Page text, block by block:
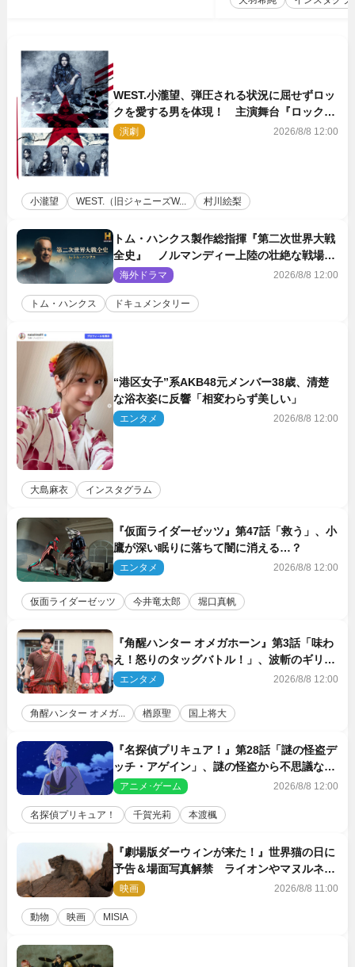
WEST.小瀧望、弾圧される状況に屈せずロッ
クを愛する男を体現！ 主演舞台『ロックン
ロール』ビジュアル解禁
演劇 2026/8/8 12:00
小瀧望 WEST.（旧ジャニーズW... 村川絵梨
トム・ハンクス製作総指揮『第二次世界大戦
全史』 ノルマンディー上陸の壮絶な戦場を
収めた特別映像解禁
海外ドラマ 2026/8/8 12:00
トム・ハンクス ドキュメンタリー
“港区女子”系AKB48元メンバー38歳、清楚
な浴衣姿に反響「相変わらず美しい」
エンタメ 2026/8/8 12:00
大島麻衣 インスタグラム
『仮面ライダーゼッツ』第47話「救う」、小
鷹が深い眠りに落ちて闇に消える…？
エンタメ 2026/8/8 12:00
仮面ライダーゼッツ 今井竜太郎 堀口真帆
『角醒ハンター オメガホーン』第3話「味わ
え！怒りのタッグバトル！」、波斬のギリコ
がハンターバトルを挑んできた！
エンタメ 2026/8/8 12:00
角醒ハンター オメガ... 楢原聖 国上将大
『名探偵プリキュア！』第28話「謎の怪盗デ
ッチ・アゲイン」、謎の怪盗から不思議な予
告状が届く
アニメ･ゲーム 2026/8/8 12:00
名探偵プリキュア！ 千賀光莉 本渡楓
『劇場版ダーウィンが来た！』世界猫の日に
予告＆場面写真解禁 ライオンやマヌルネコ
の赤ちゃんが大集合
映画 2026/8/8 11:00
動物 映画 MISIA